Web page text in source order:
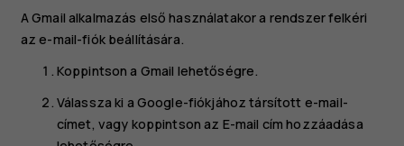
A Gmail alkalmazás első használatakor a rendszer felkéri
az e-mail-fiók beállítására.
Koppintson a Gmail lehetőségre.
Válassza ki a Google-fiókjához társított e-mail-
címet, vagy koppintson az E-mail cím hozzáadása